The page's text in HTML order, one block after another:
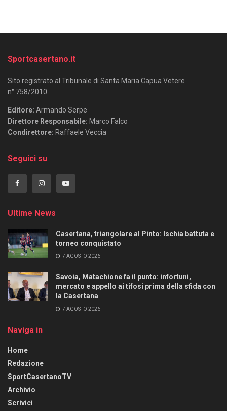
Sportcasertano.it
Sito registrato al Tribunale di Santa Maria Capua Vetere
n° 758/2010.
Editore: Armando Serpe
Direttore Responsabile: Marco Falco
Condirettore: Raffaele Veccia
Seguici su
Ultime News
Casertana, triangolare al Pinto: Ischia battuta e
torneo conquistato
7 AGOSTO 2026
Savoia, Matachione fa il punto: infortuni,
mercato e appello ai tifosi prima della sfida con
la Casertana
7 AGOSTO 2026
Naviga in
Home
Redazione
SportCasertanoTV
Archivio
Scrivici